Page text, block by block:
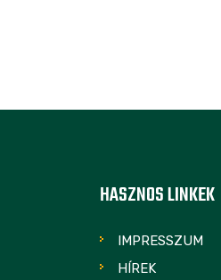
HASZNOS LINKEK
IMPRESSZUM
HÍREK